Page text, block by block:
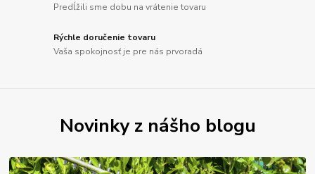
Predĺžili sme dobu na vrátenie tovaru
Rýchle doručenie tovaru
Vaša spokojnosť je pre nás prvoradá
Novinky z nášho blogu